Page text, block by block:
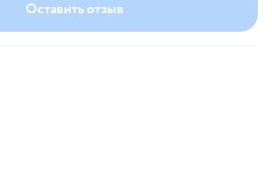
Оставить отзыв